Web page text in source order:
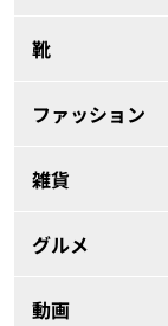
靴
ファッション
雑貨
グルメ
動画